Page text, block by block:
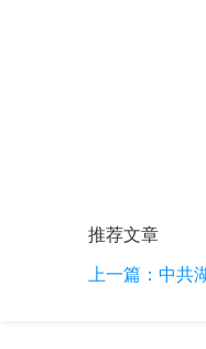
推荐文章
上一篇： 中共